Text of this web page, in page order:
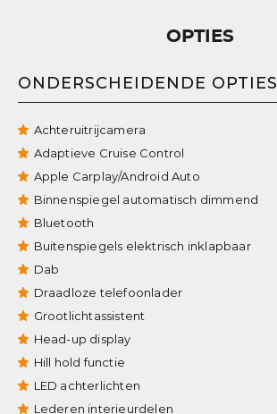
OPTIES
ONDERSCHEIDENDE OPTIES
Achteruitrijcamera
Adaptieve Cruise Control
Apple Carplay/Android Auto
Binnenspiegel automatisch dimmend
Bluetooth
Buitenspiegels elektrisch inklapbaar
Dab
Draadloze telefoonlader
Grootlichtassistent
Head-up display
Hill hold functie
LED achterlichten
Lederen interieurdelen